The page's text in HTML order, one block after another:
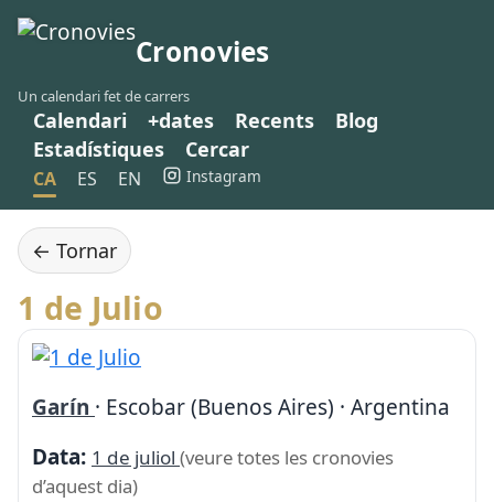
Cronovies
Un calendari fet de carrers
Calendari +dates Recents
Blog
Estadístiques
Cercar
CA ES EN Instagram
← Tornar
1 de Julio
Garín · Escobar (Buenos Aires) · Argentina
Data: 1 de juliol (veure totes les cronovies
d’aquest dia)